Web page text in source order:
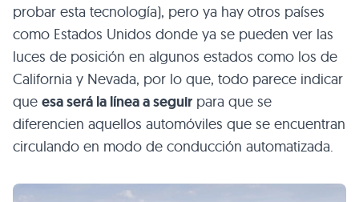
probar esta tecnología), pero ya hay otros países
como Estados Unidos donde ya se pueden ver las
luces de posición en algunos estados como los de
California y Nevada, por lo que, todo parece indicar
que esa será la línea a seguir para que se
diferencien aquellos automóviles que se encuentran
circulando en modo de conducción automatizada.